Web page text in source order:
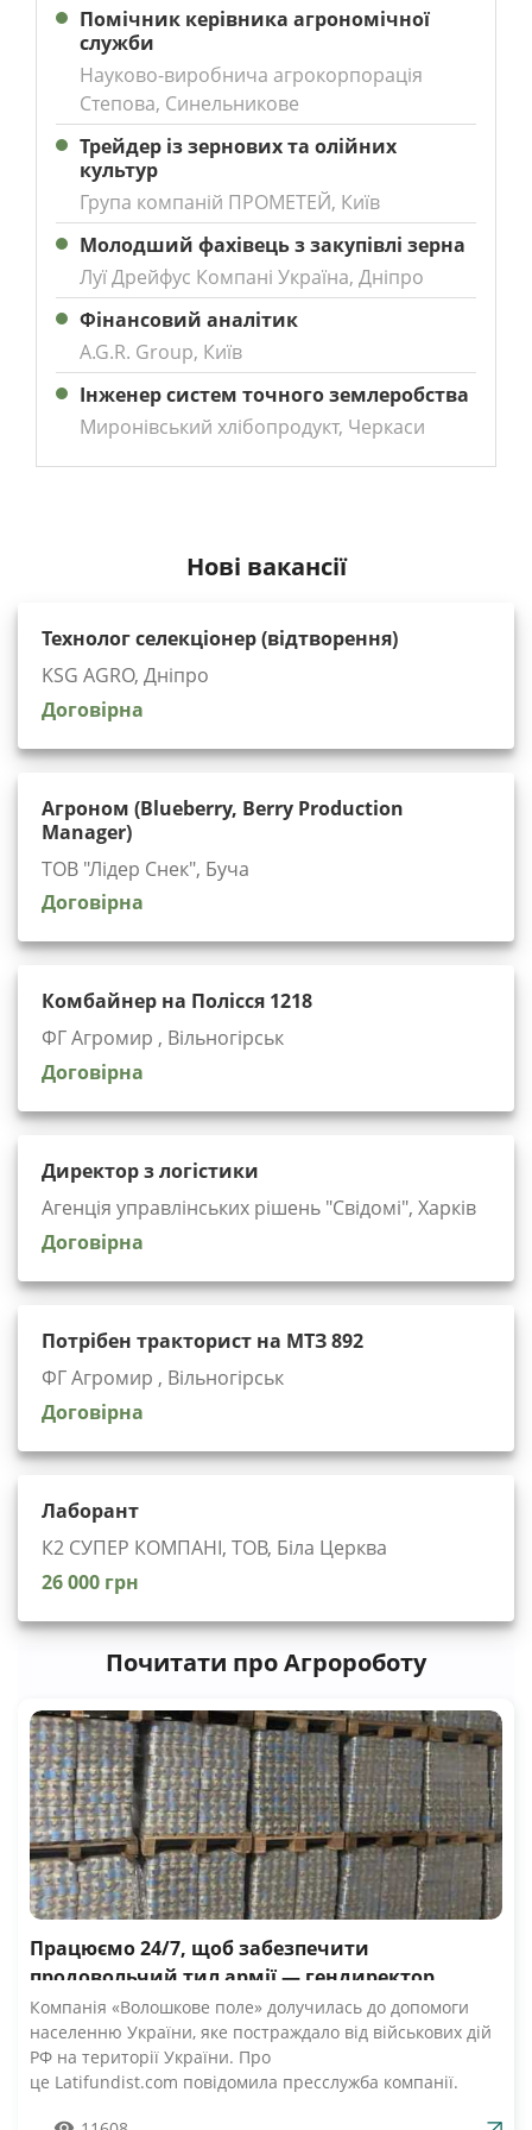
Помічник керівника агрономічної
служби
Науково-виробнича агрокорпорація
Степова, Синельникове
Трейдер із зернових та олійних
культур
Група компаній ПРОМЕТЕЙ, Київ
Молодший фахівець з закупівлі зерна
Луї Дрейфус Компані Україна, Дніпро
Фінансовий аналітик
A.G.R. Group, Київ
Інженер систем точного землеробства
Миронівський хлібопродукт, Черкаси
Нові вакансії
Технолог селекціонер (відтворення)
KSG AGRO, Дніпро
Договірна
Агроном (Blueberry, Berry Production
Manager)
ТОВ "Лідер Снек", Буча
Договірна
Комбайнер на Полісся 1218
ФГ Агромир , Вільногірськ
Договірна
Директор з логістики
Агенція управлінських рішень "Cвідомі", Харків
Договірна
Потрібен тракторист на МТЗ 892
ФГ Агромир , Вільногірськ
Договірна
Лаборант
К2 СУПЕР КОМПАНІ, ТОВ, Біла Церква
26 000 грн
Почитати про Агророботу
Працюємо 24/7, щоб забезпечити
продовольчий тил армії — гендиректор
компанії Волошкове поле
Компанія «Волошкове поле» долучилась до допомоги
населенню України, яке постраждало від військових дій
РФ на території України. Про
це Latifundist.com повідомила пресслужба компанії.